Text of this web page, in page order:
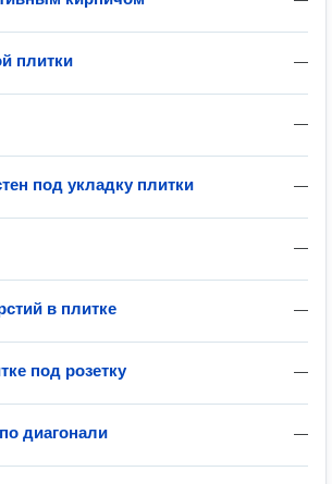
—
плитки
—
—
под укладку плитки
—
—
в плитке
—
под розетку
—
диагонали